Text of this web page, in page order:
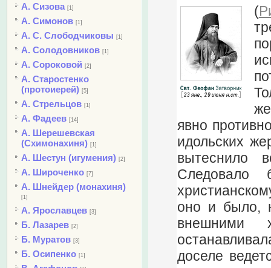
А. Сизова [1]
А. Симонов [1]
А. С. Слободчиковы [1]
А. Солодовников [1]
А. Сороковой [2]
А. Старостенко
(протоиерей) [5]
А. Стрельцов [1]
А. Фадеев [14]
А. Шерешевская
(Схимонахиня) [1]
А. Шестун (игумения) [2]
А. Широченко [7]
А. Шнейдер (монахиня)
[1]
А. Ярославцев [3]
Б. Лазарев [2]
Б. Муратов [3]
Б. Осипенко [1]
(
явно
идольских
вытеснило
Следовало
оно и было,
внешними
доселе